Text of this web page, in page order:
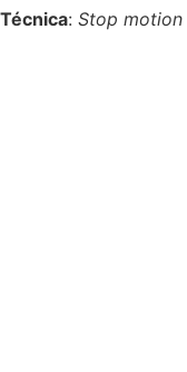
Técnica: Stop motion